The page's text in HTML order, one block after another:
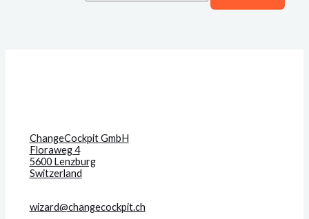
ChangeCockpit GmbH
Floraweg 4
5600 Lenzburg
Switzerland
wizard@changecockpit.ch